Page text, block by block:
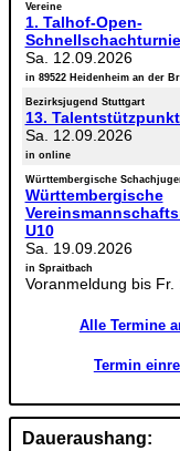
Vereine
1. Talhof-Open-
Sa. 12.09.2026
in 89522 Heidenheim an der
Bezirksjugend Stuttgart
13.
Sa. 12.09.2026
in online
Württembergische
Württembergische
U10
Sa. 19.09.2026
in Spraitbach
Voranmeldung bis
Alle Termine
Termin
Daueraushang: